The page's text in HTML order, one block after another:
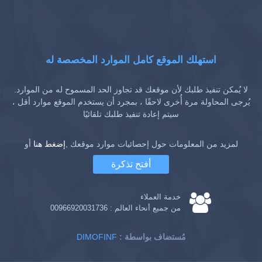
استهلك الموقع كامل الموارد المخصصة له
لا يُمكن تنفيذ طلبك لأن موقعك قد تجاوز الحد المسموح له من الموارد.
يُرجى المحاولة مرة أُخرى لاحقًا ، بمجرد أن يستخدم الموقع موارد أقل ،
سيتم إعادة تنفيذ طلبك تلقائيًا
لمزيد من المعلومات حول إحصائيات موارد موقعك ,إضغط هنا أو
أفتح تذكرة
خدمة العملاء
من جميع أنحاء العالم : 00966920031736
DIMOFINF : مُستضاف بواسطة